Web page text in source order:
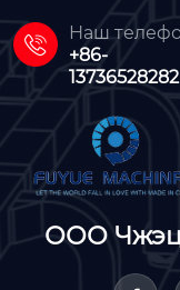

Наш
+86-
13736528282
ООО